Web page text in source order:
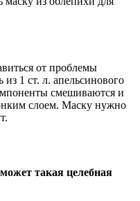
от проблемы
1 ст. л. апельсинового
смешиваются и
слоем. Маску нужно
такая целебная